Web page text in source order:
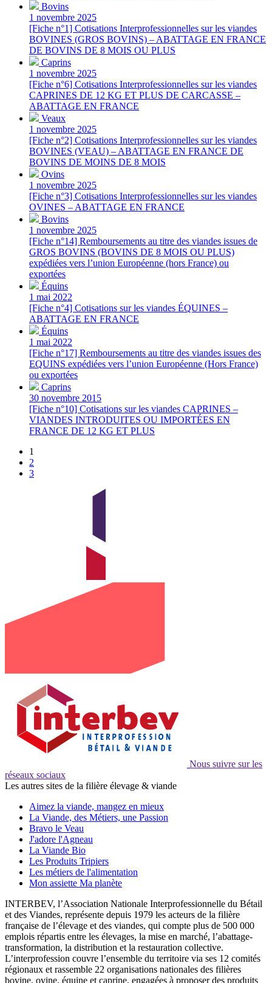
Bovins
1 novembre 2025
[Fiche n°1] Cotisations Interprofessionnelles sur les viandes
BOVINES (GROS BOVINS) – ABATTAGE EN FRANCE
DE BOVINS DE 8 MOIS OU PLUS
Caprins
1 novembre 2025
[Fiche n°6] Cotisations Interprofessionnelles sur les viandes
CAPRINES DE 12 KG ET PLUS DE CARCASSE –
ABATTAGE EN FRANCE
Veaux
1 novembre 2025
[Fiche n°2] Cotisations Interprofessionnelles sur les viandes
BOVINES (VEAU) – ABATTAGE EN FRANCE DE
BOVINS DE MOINS DE 8 MOIS
Ovins
1 novembre 2025
[Fiche n°3] Cotisations Interprofessionnelles sur les viandes
OVINES – ABATTAGE EN FRANCE
Bovins
1 novembre 2025
[Fiche n°14] Remboursements au titre des viandes issues de
GROS BOVINS (BOVINS DE 8 MOIS OU PLUS)
expédiées vers l’union Européenne (hors France) ou
exportées
Équins
1 mai 2022
[Fiche n°4] Cotisations sur les viandes ÉQUINES –
ABATTAGE EN FRANCE
Équins
1 mai 2022
[Fiche n°17] Remboursements au titre des viandes issues des
EQUINS expédiées vers l’union Européenne (Hors France)
ou exportées
Caprins
30 novembre 2015
[Fiche n°10] Cotisations sur les viandes CAPRINES –
VIANDES INTRODUITES OU IMPORTÉES EN
FRANCE DE 12 KG ET PLUS
1
2
3
Nous suivre sur les
réseaux sociaux
Les autres sites de la filière élevage & viande
Aimez la viande, mangez en mieux
La Viande, des Métiers, une Passion
Bravo le Veau
J'adore l'Agneau
La Viande Bio
Les Produits Tripiers
Les métiers de l'alimentation
Mon assiette Ma planète
INTERBEV, l’Association Nationale Interprofessionnelle du Bétail
et des Viandes, représente depuis 1979 les acteurs de la filière
française de l’élevage et des viandes, qui compte plus de 500 000
emplois répartis entre les élevages, la mise en marché, l’abattage-
transformation, la distribution et la restauration collective.
L’interprofession couvre l’ensemble du territoire via ses 12 comités
régionaux et rassemble 22 organisations nationales des filières
bovine, ovine, équine et caprine, engagées à proposer des produits